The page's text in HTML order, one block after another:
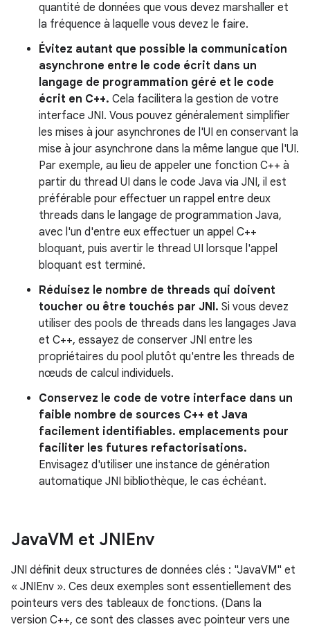
quantité de données que vous devez marshaller et
la fréquence à laquelle vous devez le faire.
Évitez autant que possible la communication
asynchrone entre le code écrit dans un
langage de programmation géré et le code
écrit en C++. Cela facilitera la gestion de votre
interface JNI. Vous pouvez généralement simplifier
les mises à jour asynchrones de l'UI en conservant la
mise à jour asynchrone dans la même langue que l'UI.
Par exemple, au lieu de appeler une fonction C++ à
partir du thread UI dans le code Java via JNI, il est
préférable pour effectuer un rappel entre deux
threads dans le langage de programmation Java,
avec l'un d'entre eux effectuer un appel C++
bloquant, puis avertir le thread UI lorsque l'appel
bloquant est terminé.
Réduisez le nombre de threads qui doivent
toucher ou être touchés par JNI. Si vous devez
utiliser des pools de threads dans les langages Java
et C++, essayez de conserver JNI entre les
propriétaires du pool plutôt qu'entre les threads de
nœuds de calcul individuels.
Conservez le code de votre interface dans un
faible nombre de sources C++ et Java
facilement identifiables. emplacements pour
faciliter les futures refactorisations.
Envisagez d'utiliser une instance de génération
automatique JNI bibliothèque, le cas échéant.
JavaVM et JNIEnv
JNI définit deux structures de données clés : "JavaVM" et
« JNIEnv ». Ces deux exemples sont essentiellement des
pointeurs vers des tableaux de fonctions. (Dans la
version C++, ce sont des classes avec pointeur vers une